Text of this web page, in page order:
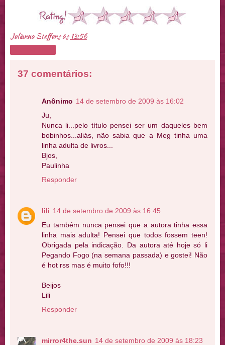
Julianna Steffensàs13:56
37 comentários:
Anônimo 14 de setembro de 2009 às 16:02
Ju,
Nunca li...pelo título pensei ser um daqueles bem
bobinhos...aliás, não sabia que a Meg tinha uma
linha adulta de livros...
Bjos,
Paulinha
Responder
lili 14 de setembro de 2009 às 16:45
Eu também nunca pensei que a autora tinha essa
linha mais adulta! Pensei que todos fossem teen!
Obrigada pela indicação. Da autora até hoje só li
Pegando Fogo (na semana passada) e gostei! Não
é hot rss mas é muito fofo!!!
Beijos
Lili
Responder
mirror4the.sun 14 de setembro de 2009 às 18:23